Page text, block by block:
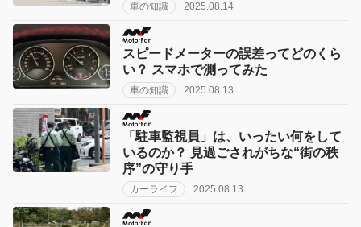
車の知識 2025.08.14
スピードメーターの誤差ってどのくら
い？ スマホで測ってみた
車の知識 2025.08.13
「駐車監視員」は、いったい何をして
いるのか？ 見過ごされがちな“街の秩
序”の守り手
カーライフ 2025.08.13